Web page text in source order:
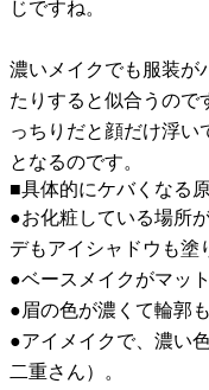
じですね。
濃いメイクでも服装が
たりすると似合うので
っちりだと顔だけ浮
となるのです。
■具体的にケバくなる
●お化粧している場所
デもアイシャドウも塗
●ベースメイクがマッ
●眉の色が濃くて輪郭
●アイメイクで、濃い
二重さん）。